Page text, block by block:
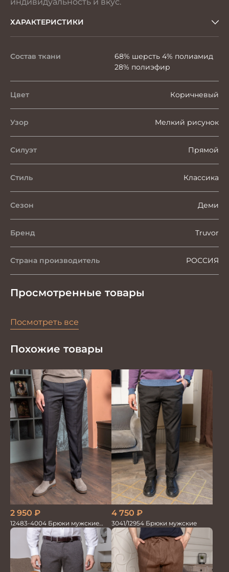
ХАРАКТЕРИСТИКИ
Состав ткани
68% шерсть 4% полиамид
28% полиэфир
Цвет Коричневый
Узор Мелкий рисунок
Силуэт Прямой
Стиль Классика
Сезон Деми
Бренд Truvor
Страна производитель РОССИЯ
Просмотренные товары
Посмотреть все
Похожие товары
2 950 ₽
12483-4004 Брюки мужские
коричневые
4 750 ₽
3041/12954 Брюки мужские